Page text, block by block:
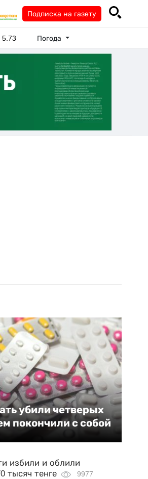
Подписка на газету
5.73 Погода
убили четверых
покончили с собой
избили и облили
тысяч тенге
9977